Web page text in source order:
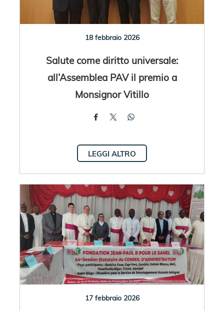
18 febbraio 2026
Salute come diritto universale:
all’Assemblea PAV il premio a
Monsignor Vitillo
LEGGI ALTRO
17 febbraio 2026